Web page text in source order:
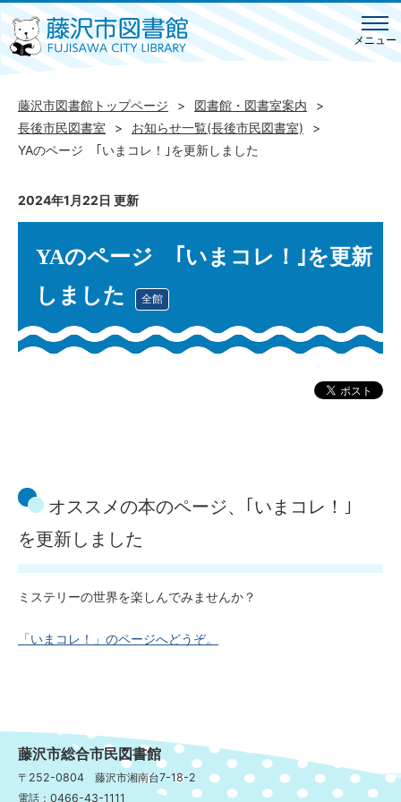
メニュー
藤沢市図書館トップページ
図書館・図書室案内
長後市民図書室
お知らせ一覧(長後市民図書室)
YAのページ ｢いまコレ！｣を更新しました
2024年1月22日 更新
YAのページ ｢いまコレ！｣を更新
しました
全館
オススメの本のページ、｢いまコレ！｣
を更新しました
ミステリーの世界を楽しんでみませんか？
「いまコレ！」のページへどうぞ。
藤沢市総合市民図書館
〒252-0804 藤沢市湘南台7-18-2
電話：0466-43-1111